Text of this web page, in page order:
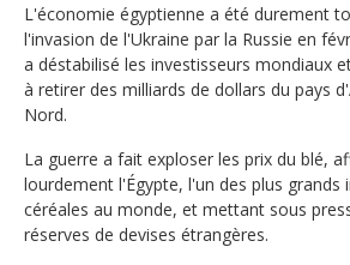
L'économie égyptienne a été durement
l'invasion de l'Ukraine par la Russie en
a déstabilisé les investisseurs mondiaux
à retirer des milliards de dollars du pays
Nord.
La guerre a fait exploser les prix du blé,
lourdement l'Égypte, l'un des plus grands
céréales au monde, et mettant sous
réserves de devises étrangères.